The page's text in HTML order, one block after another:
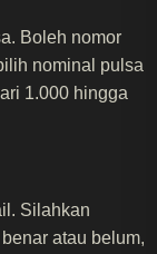
Boleh nomor
nominal pulsa
1.000 hingga
Silahkan
atau belum,